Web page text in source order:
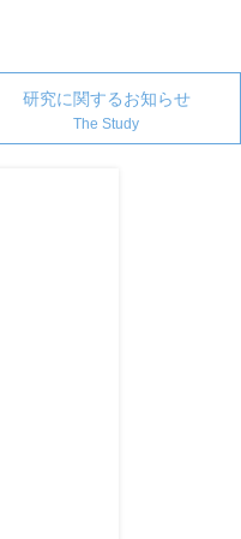
研究に関するお知らせ
The Study